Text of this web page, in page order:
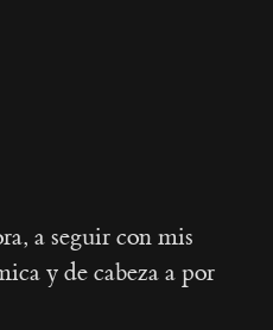
a seguir con mis
y de cabeza a por